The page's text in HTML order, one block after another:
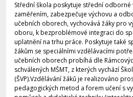
Střední škola poskytuje střední
zaměřením, zabezpečuje výchovu a
učebních oborech, vychovává žáky pro
oboru, k bezproblémové integraci do
uplatnění na trhu práce. Poskytuje také
žákům se speciálními vzdělávacími
učebních oborech probíhá dle
schválených MŠMT, z kterých vychází
(ŠVP).Vzdělávání žáků je realizováno
pedagogických metod a forem učení s